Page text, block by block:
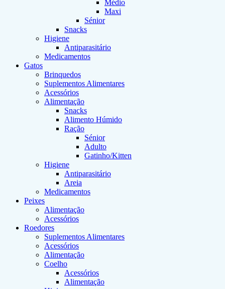
Médio
Maxi
Sénior
Snacks
Higiene
Antiparasitário
Medicamentos
Gatos
Brinquedos
Suplementos Alimentares
Acessórios
Alimentação
Snacks
Alimento Húmido
Ração
Sénior
Adulto
Gatinho/Kitten
Higiene
Antiparasitário
Areia
Medicamentos
Peixes
Alimentação
Acessórios
Roedores
Suplementos Alimentares
Acessórios
Alimentação
Coelho
Acessórios
Alimentação